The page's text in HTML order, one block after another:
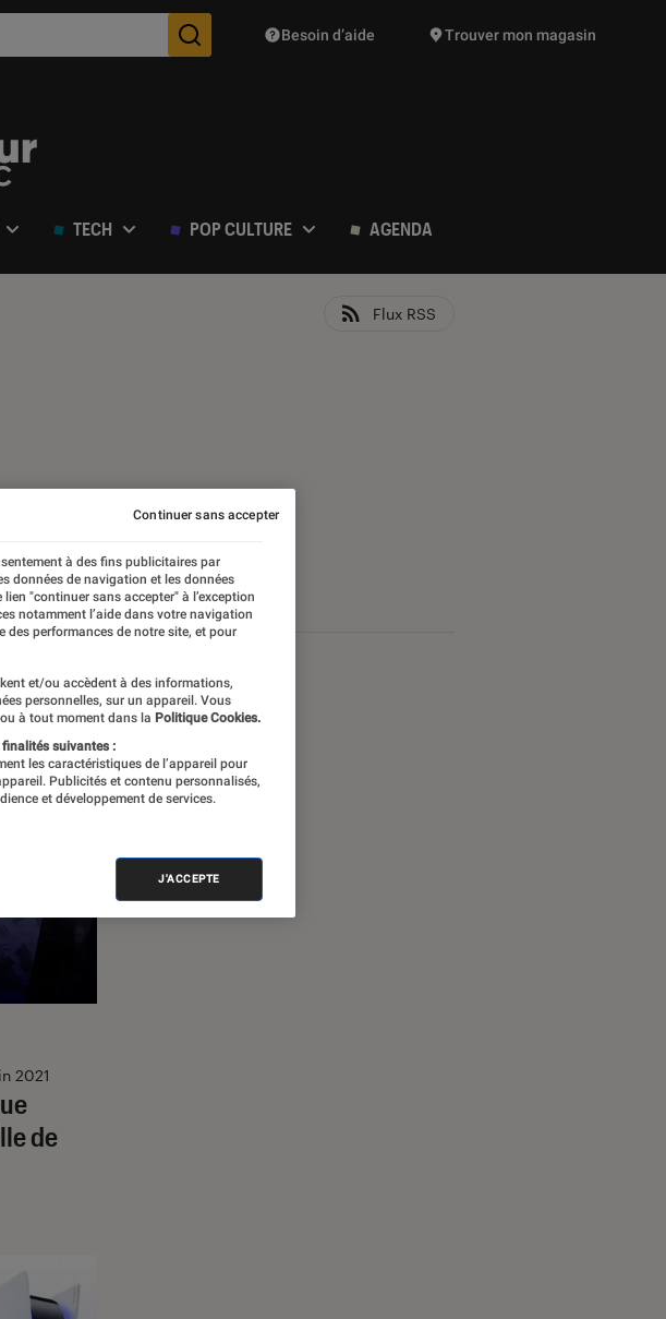
Des suggestions de produits vont vous être proposées
Besoin d’aide Trouver mon magasin
TECH POP CULTURE AGENDA
Flux RSS
de
2021
à des fins publicitaires par
données de navigation et les données
"continuer sans accepter" à l’exception
notamment l’aide dans votre navigation
performances de notre site, et pour
et/ou accèdent à des informations,
personnelles, sur un appareil. Vous
à tout moment dans la Politique Cookies.
suivantes :
les caractéristiques de l’appareil pour
Publicités et contenu personnalisés,
et développement de services.
J'ACCEPTE
Continuer sans accepter